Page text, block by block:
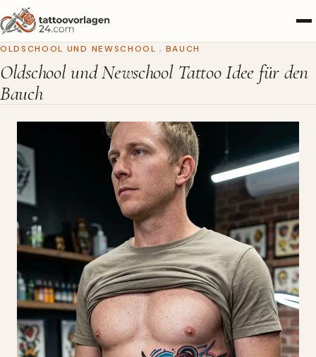
OLDSCHOOL UND NEWSCHOOL , BAUCH
Oldschool und Newschool Tattoo Idee für den
Bauch